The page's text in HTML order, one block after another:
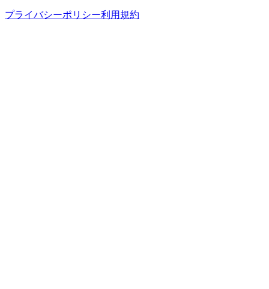
プライバシーポリシー利用規約